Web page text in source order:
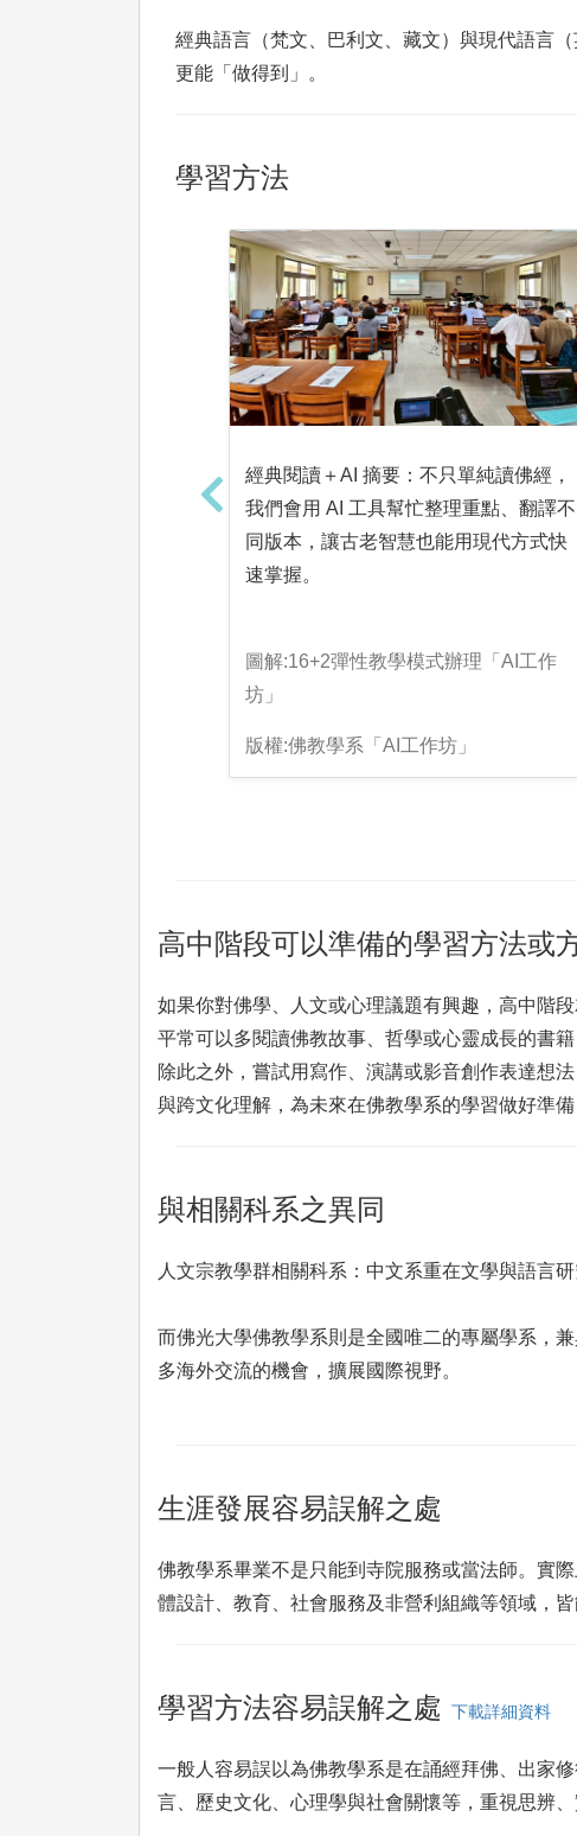
經典語言（梵文、巴利文、藏文）與現代語言
更能「做得到」。
學習方法
經典閱讀＋AI 摘要：不只單純讀佛經，
我們會用 AI 工具幫忙整理重點、翻譯不
同版本，讓古老智慧也能用現代方式快
速掌握。
圖解:16+2彈性教學模式辦理「AI工作
坊」
版權:佛教學系「AI工作坊」
高中階段可以準備的學習方法或
如果你對佛學、人文或心理議題有興趣，高中階
平常可以多閱讀佛教故事、哲學或心靈成長的書
除此之外，嘗試用寫作、演講或影音創作表達想
與跨文化理解，為未來在佛教學系的學習做好準備
與相關科系之異同
人文宗教學群相關科系：中文系重在文學與語言
而佛光大學佛教學系則是全國唯二的專屬學系，
多海外交流的機會，擴展國際視野。
生涯發展容易誤解之處
佛教學系畢業不是只能到寺院服務或當法師。實
體設計、教育、社會服務及非營利組織等領域，
學習方法容易誤解之處 下載詳細資料
一般人容易誤以為佛教學系是在誦經拜佛、出家
言、歷史文化、心理學與社會關懷等，重視思辨